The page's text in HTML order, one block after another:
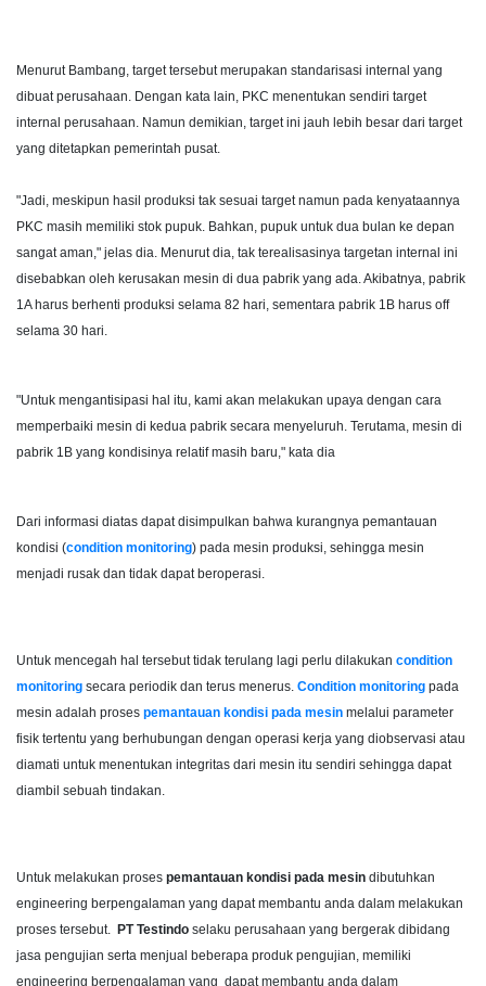
Menurut Bambang, target tersebut merupakan standarisasi internal yang
dibuat perusahaan. Dengan kata lain, PKC menentukan sendiri target
internal perusahaan. Namun demikian, target ini jauh lebih besar dari target
yang ditetapkan pemerintah pusat.
"Jadi, meskipun hasil produksi tak sesuai target namun pada kenyataannya
PKC masih memiliki stok pupuk. Bahkan, pupuk untuk dua bulan ke depan
sangat aman," jelas dia. Menurut dia, tak terealisasinya targetan internal ini
disebabkan oleh kerusakan mesin di dua pabrik yang ada. Akibatnya, pabrik
1A harus berhenti produksi selama 82 hari, sementara pabrik 1B harus off
selama 30 hari.
"Untuk mengantisipasi hal itu, kami akan melakukan upaya dengan cara
memperbaiki mesin di kedua pabrik secara menyeluruh. Terutama, mesin di
pabrik 1B yang kondisinya relatif masih baru," kata dia
Dari informasi diatas dapat disimpulkan bahwa kurangnya pemantauan
kondisi (condition monitoring) pada mesin produksi, sehingga mesin
menjadi rusak dan tidak dapat beroperasi.
Untuk mencegah hal tersebut tidak terulang lagi perlu dilakukan condition
monitoring secara periodik dan terus menerus. Condition monitoring pada
mesin adalah proses pemantauan kondisi pada mesin melalui parameter
fisik tertentu yang berhubungan dengan operasi kerja yang diobservasi atau
diamati untuk menentukan integritas dari mesin itu sendiri sehingga dapat
diambil sebuah tindakan.
Untuk melakukan proses pemantauan kondisi pada mesin dibutuhkan
engineering berpengalaman yang dapat membantu anda dalam melakukan
proses tersebut. PT Testindo selaku perusahaan yang bergerak dibidang
jasa pengujian serta menjual beberapa produk pengujian, memiliki
engineering berpengalaman yang dapat membantu anda dalam